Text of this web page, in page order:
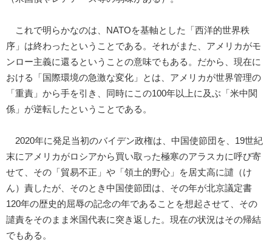
これで明らかなのは、NATOを基軸とした「西洋的世界秩
序」は終わったということである。それがまた、アメリカがモ
ンロー主義に還るということの意味でもある。だから、現在に
おける「国際環境の急激な変化」とは、アメリカが世界管理の
「重責」から手を引き、同時にこの100年以上に及ぶ「米中関
係」が逆転したということである。
2020年に発足当初のバイデン政権は、中国使節団を、19世紀
末にアメリカがロシアから買い取った極寒のアラスカに呼び寄
せて、その「貿易不正」や「領土的野心」を居丈高に譴（け
ん）責したが、そのとき中国使節団は、その年が北京議定書
120年の歴史的屈辱の記念の年であることを想起させて、その
譴責をそのまま米国代表に突き返した。現在の状況はその帰結
でもある。